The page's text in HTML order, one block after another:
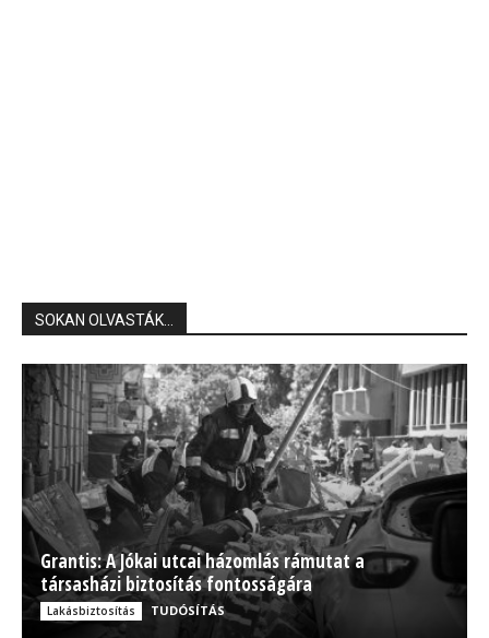
SOKAN OLVASTÁK...
Grantis: A Jókai utcai házomlás rámutat a
társasházi biztosítás fontosságára
Lakásbiztosítás TUDÓSÍTÁS